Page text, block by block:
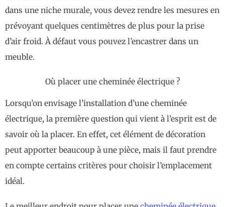
dans une niche murale, vous devez rendre les mesures en
prévoyant quelques centimètres de plus pour la prise
d’air froid. À défaut vous pouvez l’encastrer dans un
meuble.
Où placer une cheminée électrique ?
Lorsqu’on envisage l’installation d’une cheminée
électrique, la première question qui vient à l’esprit est de
savoir où la placer. En effet, cet élément de décoration
peut apporter beaucoup à une pièce, mais il faut prendre
en compte certains critères pour choisir l’emplacement
idéal.